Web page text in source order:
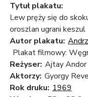
Tytuł plakatu:
Lew pręży się do
oroszlan ugrani keszul
Autor plakatu:
Plakat filmowy:
Reżyser: Ajtay Andor
Aktorzy: Gyorgy
Rok druku: 1969